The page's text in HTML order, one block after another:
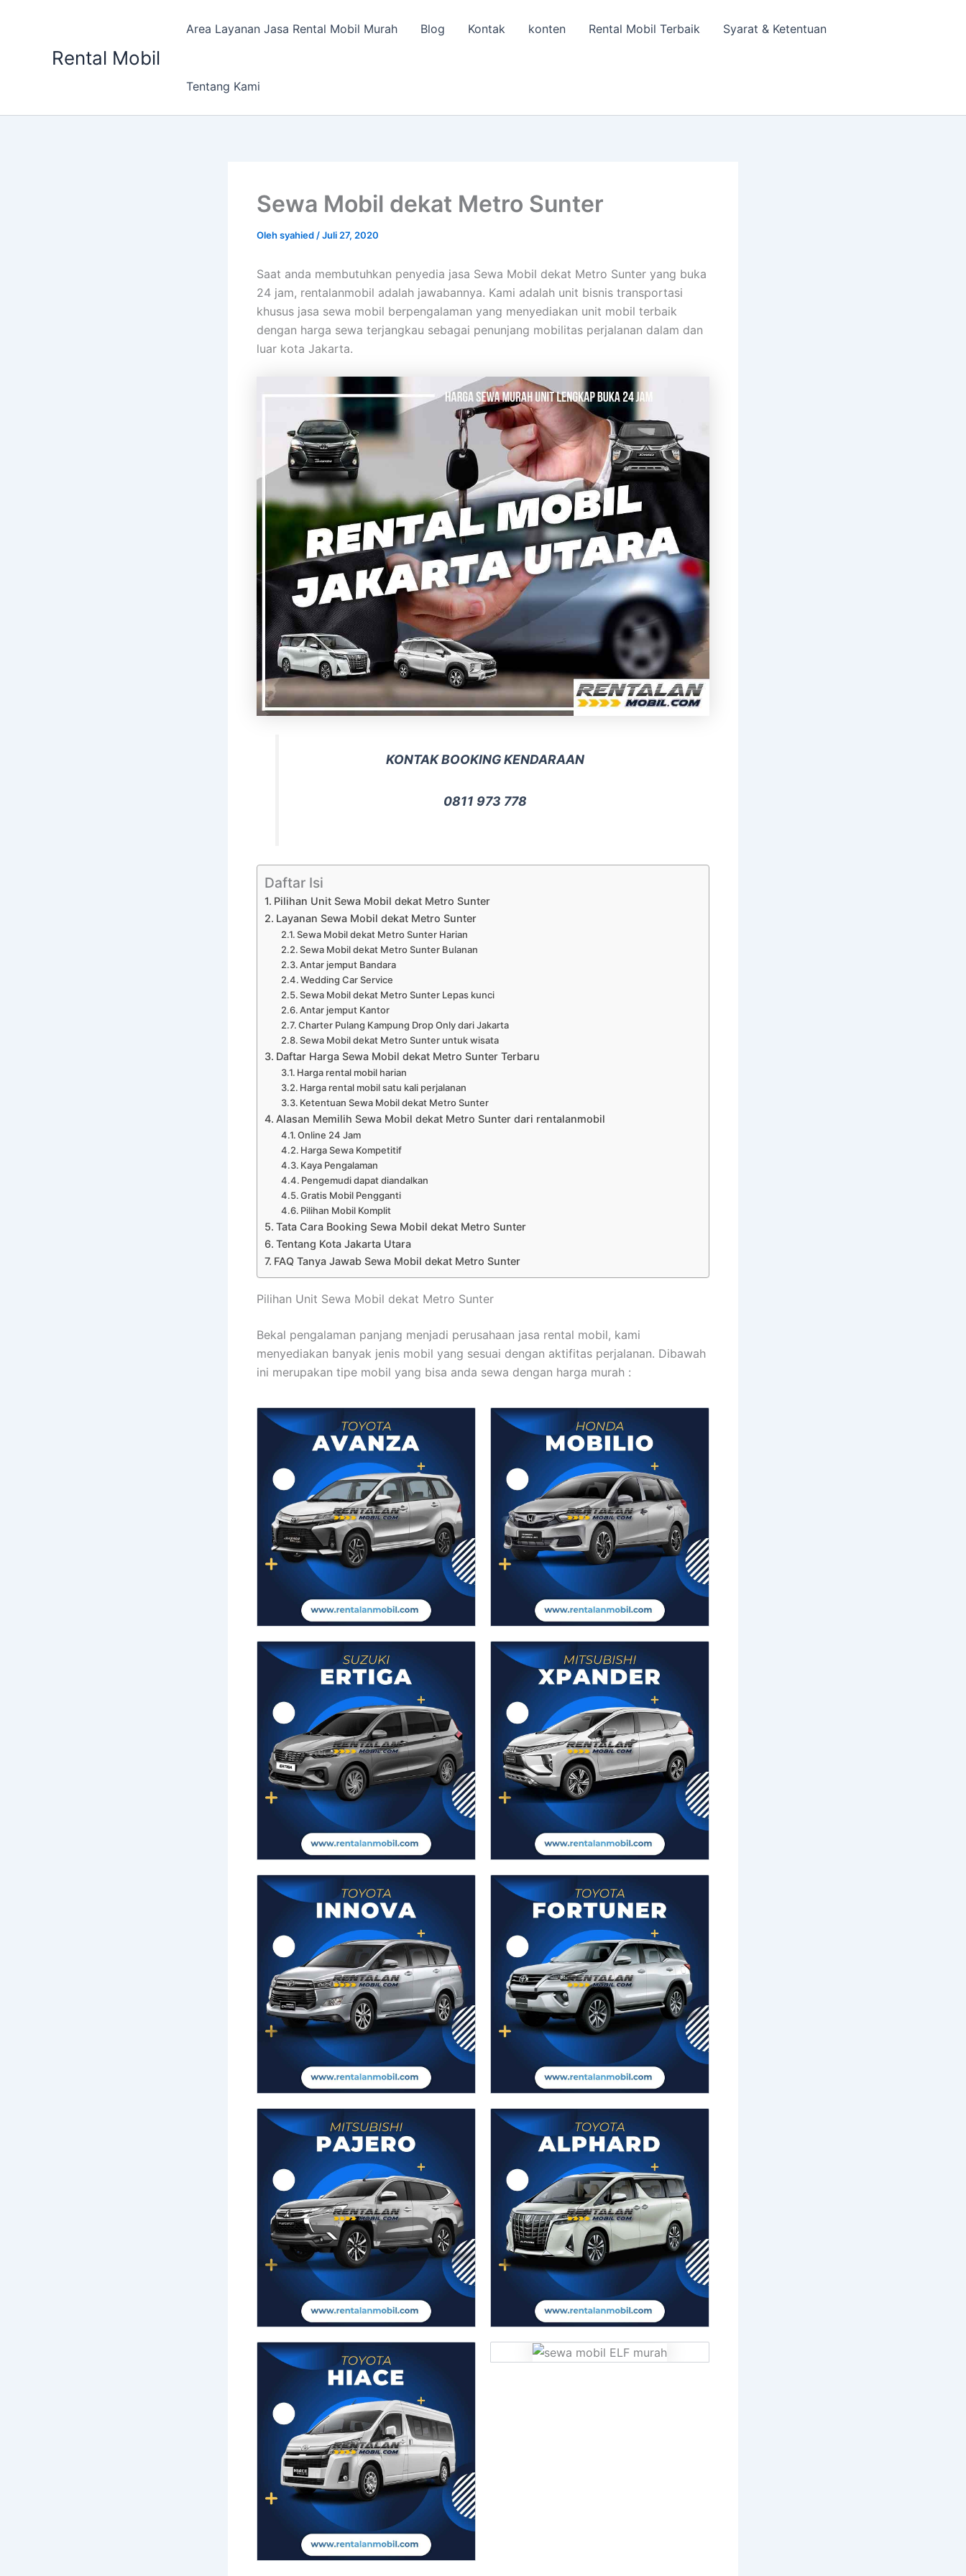
Rental Mobil
Area Layanan Jasa Rental Mobil Murah Blog Kontak konten Rental Mobil Terbaik Syarat & Ketentuan
Tentang Kami
Sewa Mobil dekat Metro Sunter
Olehsyahied /Juli 27, 2020
Saat anda membutuhkan penyedia jasa Sewa Mobil dekat Metro Sunter yang buka
24 jam, rentalanmobil adalah jawabannya. Kami adalah unit bisnis transportasi
khusus jasa sewa mobil berpengalaman yang menyediakan unit mobil terbaik
dengan harga sewa terjangkau sebagai penunjang mobilitas perjalanan dalam dan
luar kota Jakarta.
KONTAK BOOKING KENDARAAN
0811 973 778
Daftar Isi
Pilihan Unit Sewa Mobil dekat Metro Sunter
Layanan Sewa Mobil dekat Metro Sunter
Sewa Mobil dekat Metro Sunter Harian
Sewa Mobil dekat Metro Sunter Bulanan
Antar jemput Bandara
Wedding Car Service
Sewa Mobil dekat Metro Sunter Lepas kunci
Antar jemput Kantor
Charter Pulang Kampung Drop Only dari Jakarta
Sewa Mobil dekat Metro Sunter untuk wisata
Daftar Harga Sewa Mobil dekat Metro Sunter Terbaru
Harga rental mobil harian
Harga rental mobil satu kali perjalanan
Ketentuan Sewa Mobil dekat Metro Sunter
Alasan Memilih Sewa Mobil dekat Metro Sunter dari rentalanmobil
Online 24 Jam
Harga Sewa Kompetitif
Kaya Pengalaman
Pengemudi dapat diandalkan
Gratis Mobil Pengganti
Pilihan Mobil Komplit
Tata Cara Booking Sewa Mobil dekat Metro Sunter
Tentang Kota Jakarta Utara
FAQ Tanya Jawab Sewa Mobil dekat Metro Sunter
Pilihan Unit Sewa Mobil dekat Metro Sunter
Bekal pengalaman panjang menjadi perusahaan jasa rental mobil, kami
menyediakan banyak jenis mobil yang sesuai dengan aktifitas perjalanan. Dibawah
ini merupakan tipe mobil yang bisa anda sewa dengan harga murah :